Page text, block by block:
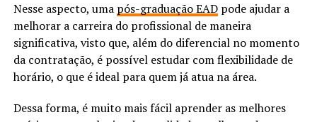
Nesse aspecto, uma pós-graduação EADpode ajudar a
melhorar a carreira do profissional de maneira
significativa, visto que, além do diferencial no momento
da contratação, é possível estudar com flexibilidade de
horário, o que é ideal para quem já atua na área.
Dessa forma, é muito mais fácil aprender as melhores